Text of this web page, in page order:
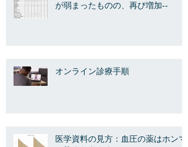
が弱まったものの、再び増加--
オンライン診療手順
医学資料の見方：血圧の薬はホンマ